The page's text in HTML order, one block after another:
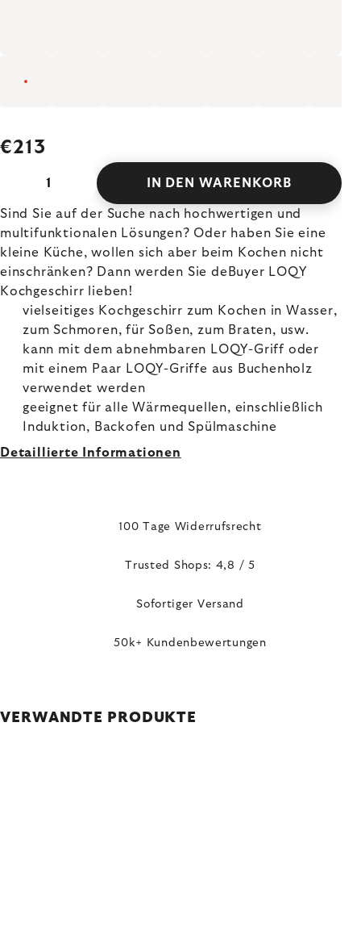
€213
IN DEN WARENKORB
Sind Sie auf der Suche nach hochwertigen und
multifunktionalen Lösungen? Oder haben Sie eine
kleine Küche, wollen sich aber beim Kochen nicht
einschränken? Dann werden Sie deBuyer LOQY
Kochgeschirr lieben!
vielseitiges Kochgeschirr zum Kochen in Wasser,
zum Schmoren, für Soßen, zum Braten, usw.
kann mit dem abnehmbaren LOQY-Griff oder
mit einem Paar LOQY-Griffe aus Buchenholz
verwendet werden
geeignet für alle Wärmequellen, einschließlich
Induktion, Backofen und Spülmaschine
Detaillierte Informationen
100 Tage Widerrufsrecht
Trusted Shops: 4,8 / 5
Sofortiger Versand
50k+ Kundenbewertungen
VERWANDTE PRODUKTE